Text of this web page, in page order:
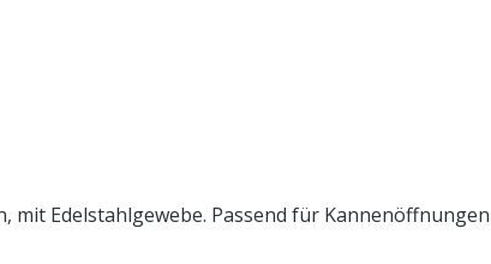
mit Edelstahlgewebe. Passend für